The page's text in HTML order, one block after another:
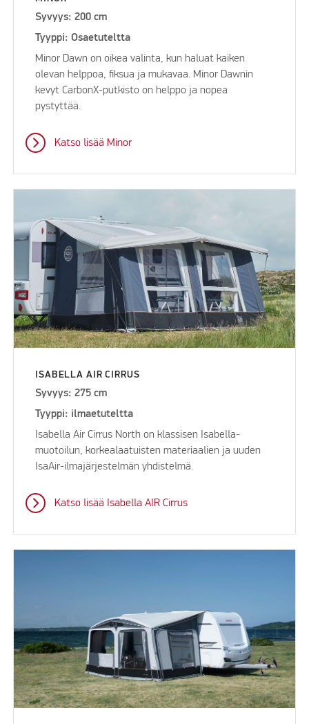
Syvyys: 200 cm
Tyyppi: Osaetuteltta
Minor Dawn on oikea valinta, kun haluat kaiken
olevan helppoa, fiksua ja mukavaa. Minor Dawnin
kevyt CarbonX-putkisto on helppo ja nopea
pystyttää.
Katso lisää Minor
ISABELLA AIR CIRRUS
Syvyys: 275 cm
Tyyppi: ilmaetuteltta
Isabella Air Cirrus North on klassisen Isabella-
muotoilun, korkealaatuisten materiaalien ja uuden
IsaAir-ilmajärjestelmän yhdistelmä.
Katso lisää Isabella AIR Cirrus